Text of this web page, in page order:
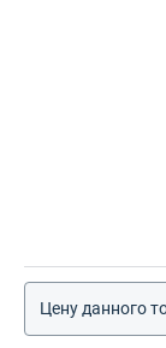
Цену данного